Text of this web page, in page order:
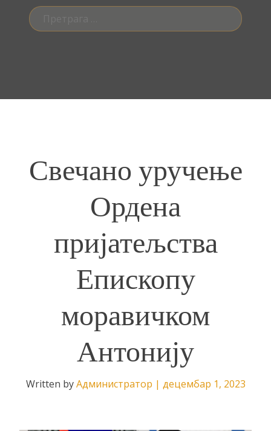
Претрага
за:
Свечано уручење
Ордена
пријатељства
Епископу
моравичком
Антонију
Written byАдминистратор | децембар 1, 2023